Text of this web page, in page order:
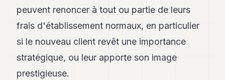
peuvent renoncer à tout ou partie de leurs
frais d'établissement normaux, en particulier
si le nouveau client revêt une importance
stratégique, ou leur apporte son image
prestigieuse.